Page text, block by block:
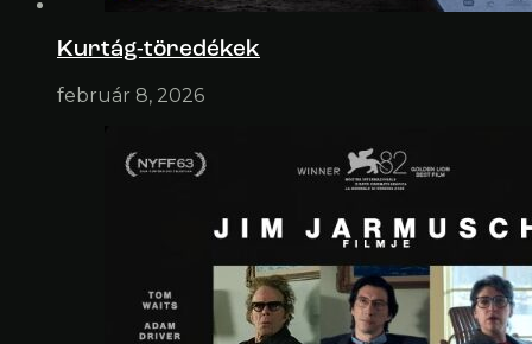
Kurtág-töredékek
február 8, 2026